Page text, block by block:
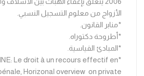
الأزواج من معلوم التسجيل النسبي.
*منابر القانون.
*أطروحة دكتوراه.
*المبادئ القياسية.
Le droit à un recours effectif en
Horizonal overview on private